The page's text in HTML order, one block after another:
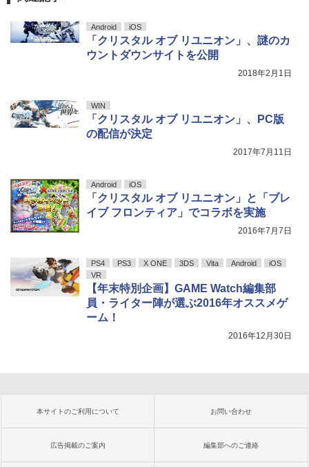
Android iOS
「クリスタル オブ リユニオン」、謎のカ
ウントダウンサイトを公開
2018年2月1日
WIN
「クリスタル オブ リユニオン」、PC版
の配信が決定
2017年7月11日
Android iOS
「クリスタル オブ リユニオン」と「ブレ
イブ フロンティア」でコラボを実施
2016年7月7日
PS4 PS3 X ONE 3DS Vita Android
iOS
VR
【年末特別企画】GAME Watch編集部
員・ライター陣が選ぶ2016年オススメゲ
ーム！
2016年12月30日
本サイトのご利用について お問い合わせ
広告掲載のご案内 編集部へのご連絡